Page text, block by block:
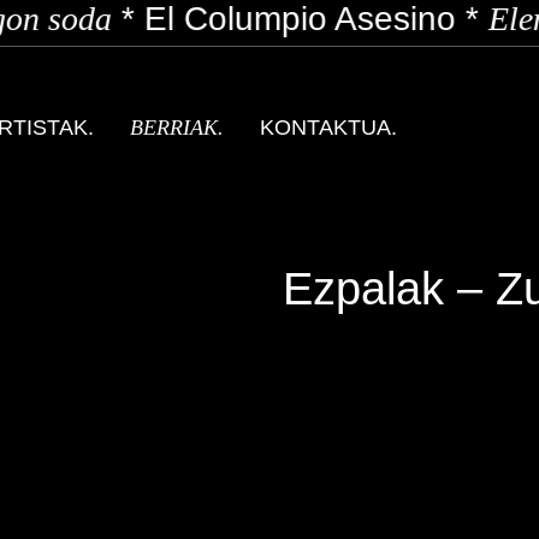
soda*El Columpio Asesino*
BERRIAK. KONTAKTUA.
Ezpalak –